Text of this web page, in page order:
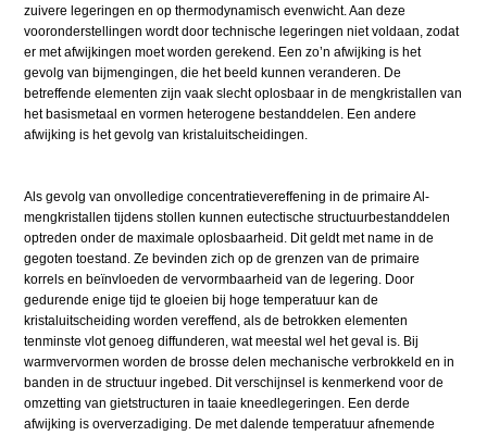
zuivere legeringen en op thermodynamisch evenwicht. Aan deze
vooronderstellingen wordt door technische legeringen niet voldaan, zodat
er met afwijkingen moet worden gerekend. Een zo’n afwijking is het
gevolg van bijmengingen, die het beeld kunnen veranderen. De
betreffende elementen zijn vaak slecht oplosbaar in de mengkristallen van
het basismetaal en vormen heterogene bestanddelen. Een andere
afwijking is het gevolg van kristaluitscheidingen.
Als gevolg van onvolledige concentratievereffening in de primaire Al-
mengkristallen tijdens stollen kunnen eutectische structuurbestanddelen
optreden onder de maximale oplosbaarheid. Dit geldt met name in de
gegoten toestand. Ze bevinden zich op de grenzen van de primaire
korrels en beïnvloeden de vervormbaarheid van de legering. Door
gedurende enige tijd te gloeien bij hoge temperatuur kan de
kristaluitscheiding worden vereffend, als de betrokken elementen
tenminste vlot genoeg diffunderen, wat meestal wel het geval is. Bij
warmvervormen worden de brosse delen mechanische verbrokkeld en in
banden in de structuur ingebed. Dit verschijnsel is kenmerkend voor de
omzetting van gietstructuren in taaie kneedlegeringen. Een derde
afwijking is oververzadiging. De met dalende temperatuur afnemende